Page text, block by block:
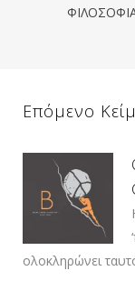
Επόμενο
ολοκληρώνει